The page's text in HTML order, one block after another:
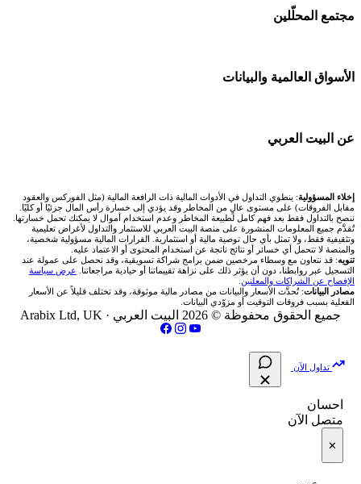
شركة Xm
انتراكتيف بروكرز IBKR
شركات تداول في قطر
شركات تداول في عُمان
شركات تداول في فلسطين
شركات تداول في مصر
🇪🇬 البورصة المصرية
🇶🇦 بورصة قطر
🇧🇭 بورصة البحرين
🇴🇲 بورصة مسقط
🇵🇸 بورصة فلسطين
📋 جميع الأسهم
🕌 الأسهم الحلال
🕌 حاسبة الزكاة
📊 حاسبة قيمة النقطة
📌 حاسبة النقاط المحورية
📏 حاسبة حجم المركز
🔄 حاسبة تكلفة السواب
📈 حاسبة عائد التداول
📊 حاسبة الربح التراكمي
🧮 حاسبة متوسط سعر السهم
مجتمع المحلّلين
🧱 حائط المجتمع
الأسواق العالمية والبيانات
🌐 المؤشرات العالمية
🥇 أسعار الذهب والمعادن
💱 أسعار العملات والفوركس
💵 سعر الريال السعودي في مصر
📅 المؤشرات الاقتصادية
عن البيت العربي
من نحن
تواصل معنا
فريق المؤلفين
مقالات تعليمية
سياسة تقييم الشركات
الإبلاغ عن شركة نصابة
إخلاء المسؤولية: ينطوي التداول في الأدوات المالية ذات الرافعة المالية (مثل الفوركس والعقود
مقابل الفروقات) على مستوى عالٍ من المخاطر وقد يؤدي إلى خسارة رأس المال جزئيًا أو كليًا.
ننصح بالتداول فقط بعد فهم كامل لطبيعة المخاطر وعدم استخدام أموال لا يمكنك تحمل خسارتها.
تُقدَّم جميع المعلومات المنشورة على منصة البيت العربي للاستثمار والتداول لأغراض تعليمية
وتثقيفية فقط، ولا تمثل بأي حال توصية مالية أو استثمارية. القرارات المالية مسؤولية شخصية،
والمنصة لا تتحمل أي خسائر أو نتائج ناتجة عن استخدام المحتوى أو الاعتماد عليه.
تنويه: قد نتعاون مع وسطاء مرخصين ضمن برامج شراكة تسويقية، وقد نحصل على عمولة عند
التسجيل عبر روابطنا، دون أن يؤثر ذلك على نزاهة تقييماتنا أو حيادية مراجعاتنا. عرض سياسة
الإفصاح عن الشراكات والمعلنين
مصادر البيانات: تُحدَّث الأسعار والبيانات من مصادر مالية موثوقة، وقد تختلف قليلاً عن الأسعار
الفعلية بسبب فروقات التوقيت أو مزوّدي البيانات.
جميع الحقوق محفوظة © 2026 البيت العربي · Arabix Ltd, UK
تداول الآن
احسان
متصل الآن
✕